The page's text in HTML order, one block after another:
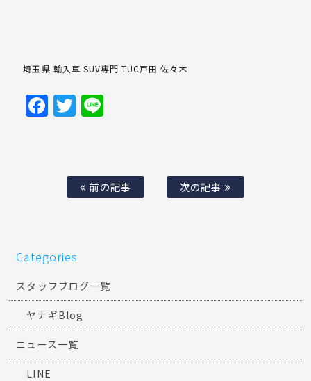
埼玉県 輸入車 SUV専門 TUC戸田 佐々木
Facebook
Twitter
前の記事 次の記事
Categories
スタッフブログ一覧
ヤナギBlog
ニュース一覧
LINE